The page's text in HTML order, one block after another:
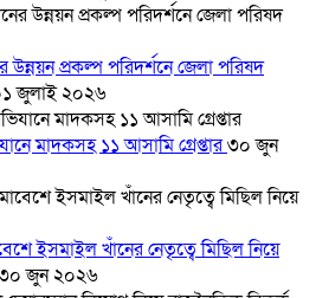
উন্নয়ন প্রকল্প পরিদর্শনে জেলা পরিষদ
জুলাই ২০২৬
মাদকসহ ১১ আসামি গ্রেপ্তার৩০ জুন
ইসমাইল খাঁনের নেতৃত্বে মিছিল নিয়ে
জুন ২০২৬